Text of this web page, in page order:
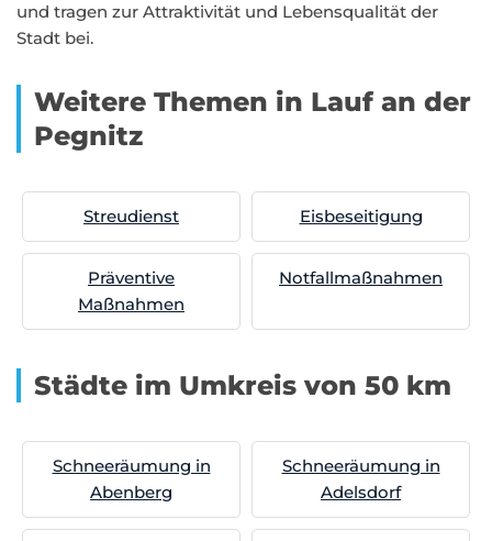
und tragen zur Attraktivität und Lebensqualität der
Stadt bei.
Weitere Themen in Lauf an der
Pegnitz
Streudienst Eisbeseitigung
Präventive
Maßnahmen
Notfallmaßnahmen
Städte im Umkreis von 50 km
Schneeräumung in
Abenberg
Schneeräumung in
Adelsdorf